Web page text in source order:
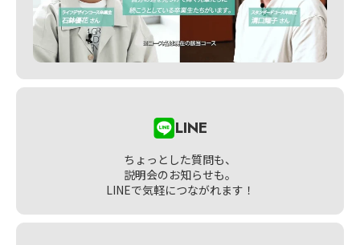
LINE
ちょっとした質問も、
説明会のお知らせも。
LINEで気軽につながれます！